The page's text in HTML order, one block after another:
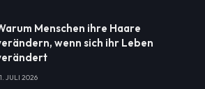
Menschen ihre Haare
wenn sich ihr Leben
JULI 2026